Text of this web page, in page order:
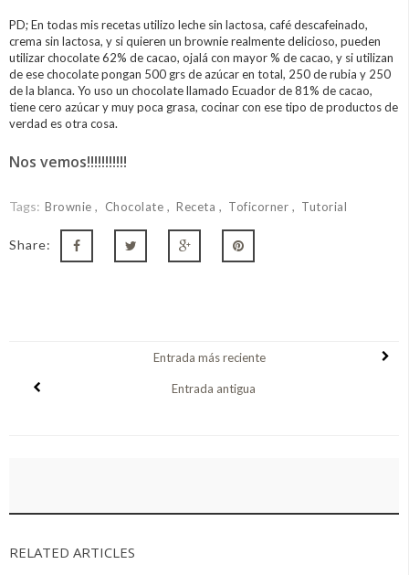
PD; En todas mis recetas utilizo leche sin lactosa, café descafeinado,
crema sin lactosa, y si quieren un brownie realmente delicioso, pueden
utilizar chocolate 62% de cacao, ojalá con mayor % de cacao, y si utilizan
de ese chocolate pongan 500 grs de azúcar en total, 250 de rubia y 250
de la blanca. Yo uso un chocolate llamado Ecuador de 81% de cacao,
tiene cero azúcar y muy poca grasa, cocinar con ese tipo de productos de
verdad es otra cosa.
Nos vemos!!!!!!!!!!!
Tags: Brownie Chocolate Receta Toficorner Tutorial
Share:
Entrada más reciente
Entrada antigua
RELATED ARTICLES